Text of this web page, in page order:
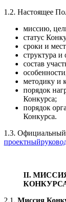
1.2. Настоящее
миссию,
статус
сроки и
структура
состав
методику и
порядок
Конкурса;
порядок
Конкурса.
1.3. Официальный
II.
2.1. Миссия